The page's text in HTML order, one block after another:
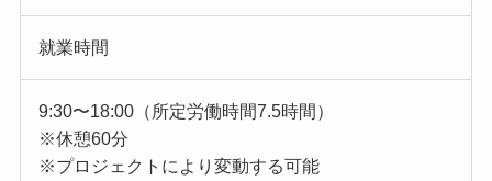
就業時間
9:30〜18:00（所定労働時間7.5時間）
※休憩60分
※プロジェクトにより変動する可能